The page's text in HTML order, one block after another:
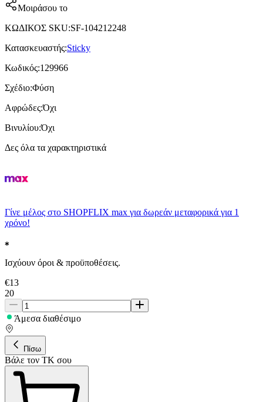
Μοιράσου το
ΚΩΔΙΚΟΣ SKU:SF-104212248
Κατασκευαστής:Sticky
Κωδικός:129966
Σχέδιο:Φύση
Αφρώδες:Όχι
Βινυλίου:Όχι
Δες όλα τα χαρακτηριστικά
Γίνε μέλος στο SHOPFLIX max για δωρεάν μεταφορικά για 1
χρόνο!
Ισχύουν όροι & προϋποθέσεις.
€13
20
Άμεσα διαθέσιμο
Πίσω
Βάλε τον ΤΚ σου